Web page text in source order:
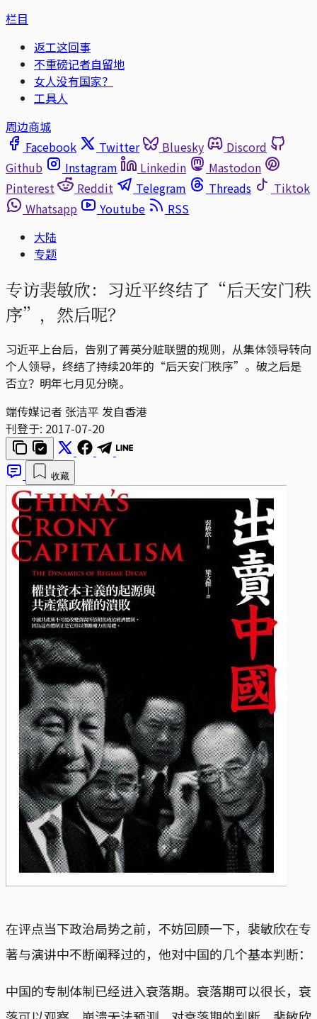
栏目
返工这回事
不重磅记者自留地
女人没有国家？
工具人
周边商城
Facebook
Twitter Bluesky
Discord
Github
Instagram Linkedin
Mastodon
Pinterest
Reddit Telegram Threads
Tiktok
Whatsapp
Youtube
RSS
大陆
专题
专访裴敏欣：习近平终结了“后天安门秩
序”，然后呢？
习近平上台后，告别了菁英分赃联盟的规则，从集体领导转向
个人领导，终结了持续20年的“后天安门秩序”。破之后是
否立？明年七月见分晓。
端传媒记者 张洁平 发自香港
刊登于: 2017-07-20
收藏
在评点当下政治局势之前，不妨回顾一下，裴敏欣在专
著与演讲中不断阐释过的，他对中国的几个基本判断：
中国的专制体制已经进入衰落期。衰落期可以很长，衰